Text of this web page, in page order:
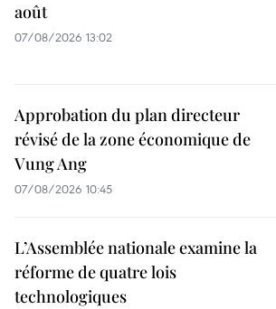
août
07/08/2026 13:02
Approbation du plan directeur
révisé de la zone économique de
Vung Ang
07/08/2026 10:45
L’Assemblée nationale examine la
réforme de quatre lois
technologiques